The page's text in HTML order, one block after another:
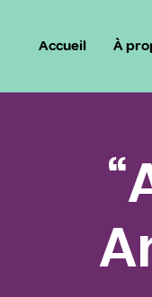
Accueil À